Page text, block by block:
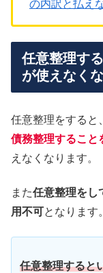
の内訳と払え
任意整理す
が使えなく
任意整理をすると
債務整理すること
えなくなります。
また任意整理をし
用不可となります。
任意整理すると